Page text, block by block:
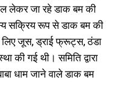
लेकर जा रहे डाक बम की
सक्रिय रूप से डाक बम की
लिए जूस, ड्राई फ्रूट्स, ठंडा
की गई थी। समिति द्वारा
धाम जाने वाले डाक बम